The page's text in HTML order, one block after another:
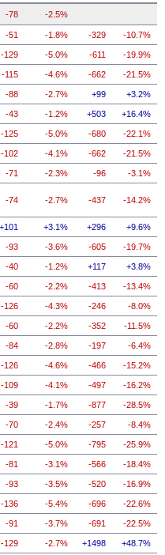
-78 -2.5%
-51 -1.8% -329 -10.7%
-129 -5.0% -611 -19.9%
-115 -4.6% -662 -21.5%
-88 -2.7% 99 3.2%
-43 -1.2% 503 16.4%
-125 -5.0% -680 -22.1%
-102 -4.1% -662 -21.5%
-71 -2.3% -96 -3.1%
-74 -2.7% -437 -14.2%
101 3.1% 296 9.6%
-93 -3.6% -605 -19.7%
-40 -1.2% 117 3.8%
-60 -2.2% -413 -13.4%
-126 -4.3% -246 -8.0%
-60 -2.2% -352 -11.5%
-84 -2.8% -197 -6.4%
-126 -4.6% -466 -15.2%
-109 -4.1% -497 -16.2%
-39 -1.7% -877 -28.5%
-70 -2.4% -257 -8.4%
-121 -5.0% -795 -25.9%
-81 -3.1% -566 -18.4%
-93 -3.5% -520 -16.9%
-136 -5.4% -696 -22.6%
-91 -3.7% -691 -22.5%
-129 -2.7% 1498 48.7%